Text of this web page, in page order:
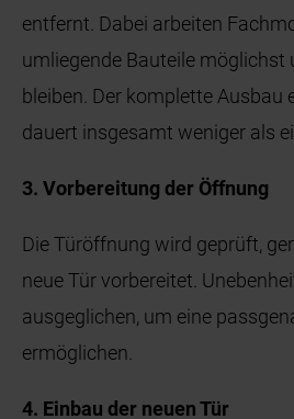
entfernt. Dabei arbeiten
umliegende Bauteile möglichst
bleiben. Der komplette Ausbau
dauert insgesamt weniger als
3. Vorbereitung der Öffnung
Die Türöffnung wird geprüft,
neue Tür vorbereitet.
ausgeglichen, um eine
ermöglichen.
4. Einbau der neuen Tür